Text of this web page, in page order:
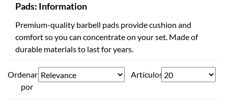
Pads: Information
Premium-quality barbell pads provide cushion and
comfort so you can concentrate on your set. Made of
durable materials to last for years.
Ordenar
por
Artículos